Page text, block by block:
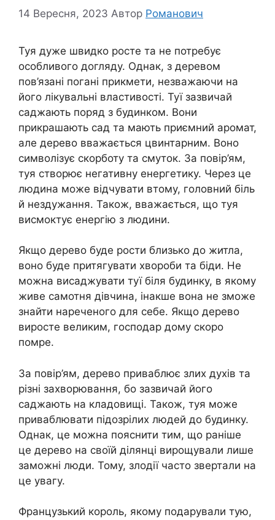
14 Вересня, 2023 Автор Романович
Туя дуже швидко росте та не потребує
особливого догляду. Однак, з деревом
пов’язані погані прикмети, незважаючи на
його лікувальні властивості. Туї зазвичай
саджають поряд з будинком. Вони
прикрашають сад та мають приємний аромат,
але дерево вважається цвинтарним. Воно
символізує скорботу та смуток. За повір’ям,
туя створює негативну енергетику. Через це
людина може відчувати втому, головний біль
й нездужання. Також, вважається, що туя
висмоктує енергію з людини.
Якщо дерево буде рости близько до житла,
воно буде притягувати хвороби та біди. Не
можна висаджувати туї біля будинку, в якому
живе самотня дівчина, інакше вона не зможе
знайти нареченого для себе. Якщо дерево
виросте великим, господар дому скоро
помре.
За повір’ям, дерево приваблює злих духів та
різні захворювання, бо зазвичай його
саджають на кладовищі. Також, туя може
приваблювати підозрілих людей до будинку.
Однак, це можна пояснити тим, що раніше
це дерево на своїй ділянці вирощували лише
заможні люди. Тому, злодії часто звертали на
це увагу.
Французький король, якому подарували тую,